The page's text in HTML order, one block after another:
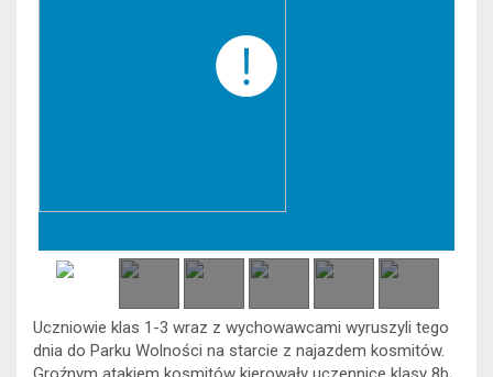
Uczniowie klas 1-3 wraz z wychowawcami wyruszyli tego
dnia do Parku Wolności na starcie z najazdem kosmitów.